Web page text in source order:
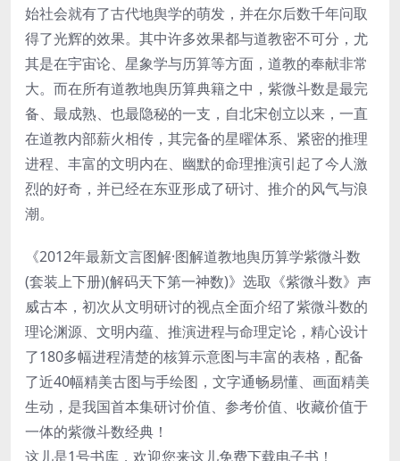
始社会就有了古代地舆学的萌发，并在尔后数千年问取
得了光辉的效果。其中许多效果都与道教密不可分，尤
其是在宇宙论、星象学与历算等方面，道教的奉献非常
大。而在所有道教地舆历算典籍之中，紫微斗数是最完
备、最成熟、也最隐秘的一支，自北宋创立以来，一直
在道教内部薪火相传，其完备的星曜体系、紧密的推理
进程、丰富的文明内在、幽默的命理推演引起了今人激
烈的好奇，并已经在东亚形成了研讨、推介的风气与浪
潮。
《2012年最新文言图解·图解道教地舆历算学紫微斗数
(套装上下册)(解码天下第一神数)》选取《紫微斗数》声
威古本，初次从文明研讨的视点全面介绍了紫微斗数的
理论渊源、文明内蕴、推演进程与命理定论，精心设计
了180多幅进程清楚的核算示意图与丰富的表格，配备
了近40幅精美古图与手绘图，文字通畅易懂、画面精美
生动，是我国首本集研讨价值、参考价值、收藏价值于
一体的紫微斗数经典！
这儿是1号书库，欢迎您来这儿免费下载电子书！